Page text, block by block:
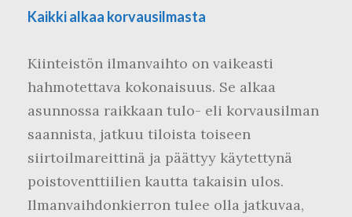
Kaikki alkaa korvausilmasta
Kiinteistön ilmanvaihto on vaikeasti
hahmotettava kokonaisuus. Se alkaa
asunnossa raikkaan tulo- eli korvausilman
saannista, jatkuu tiloista toiseen
siirtoilmareittinä ja päättyy käytettynä
poistoventtiilien kautta takaisin ulos.
Ilmanvaihdonkierron tulee olla jatkuvaa,